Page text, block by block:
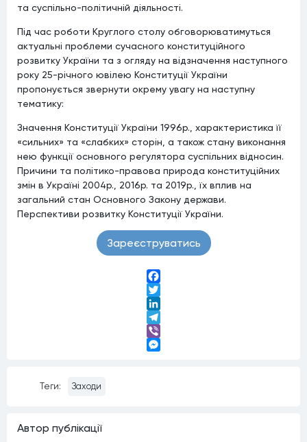
та суспільно-політичній діяльності.
Під час роботи Круглого столу обговорюватимуться
актуальні проблеми сучасного конституційного
розвитку України та з огляду на відзначення наступного
року 25-річного ювілею Конституції України
пропонується звернути окрему увагу на наступну
тематику:
Значення Конституції України 1996р., характеристика її
«сильних» та «слабких» сторін, а також стану виконання
нею функції основного регулятора суспільних відносин.
Причини та політико-правова природа конституційних
змін в Україні 2004р., 2016р. та 2019р., їх вплив на
загальний стан Основного Закону держави.
Перспективи розвитку Конституції України.
Зареєструватись
Facebook
Twitter
LinkedIn
Telegram
Viber
Теги: Заходи
Автор публiкацiї